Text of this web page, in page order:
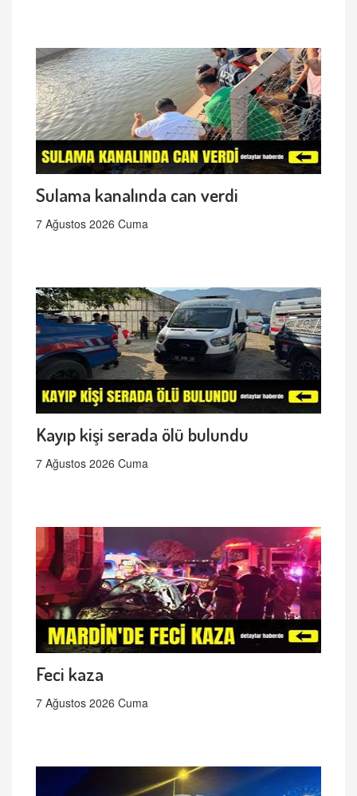
Sulama kanalında can verdi
7 Ağustos 2026 Cuma
Kayıp kişi serada ölü bulundu
7 Ağustos 2026 Cuma
Feci kaza
7 Ağustos 2026 Cuma